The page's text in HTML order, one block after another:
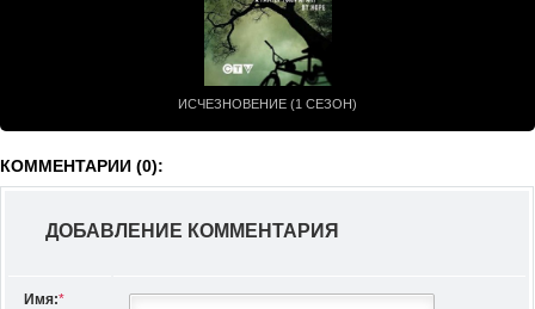
ИСЧЕЗНОВЕНИЕ (1 СЕЗОН)
КОММЕНТАРИИ (0):
ДОБАВЛЕНИЕ КОММЕНТАРИЯ
Имя:*